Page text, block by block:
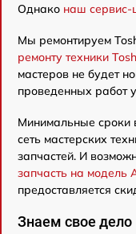
Однако наш сервис-
Мы ремонтируем
ремонту техники
мастеров не будет
проведенных работ
Минимальные сроки
сеть мастерских
запчастей. И
запчасть на модель
предоставляется
Знаем свое дело